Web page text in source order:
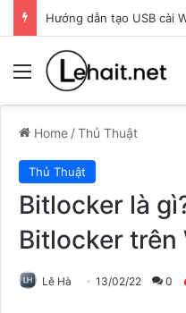
Hướng dẫn tạo USB cài
Menu
Home /Thủ Thuật
Thủ Thuật
Bitlocker là
Bitlocker trên
Lê Hà 13/02/22 0